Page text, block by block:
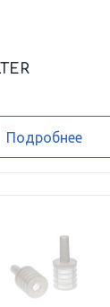
Подробнее